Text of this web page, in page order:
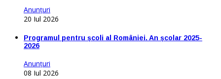
Anunţuri
20 Iul 2026
Programul pentru școli al României. An școlar 2025-
2026
Anunţuri
08 Iul 2026